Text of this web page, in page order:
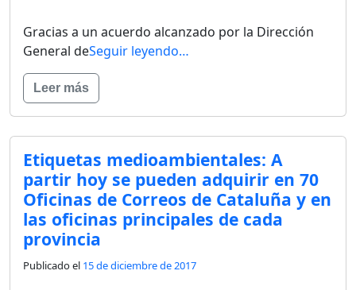
Gracias a un acuerdo alcanzado por la Dirección
General deSeguir leyendo…
Leer más
Etiquetas medioambientales: A
partir hoy se pueden adquirir en 70
Oficinas de Correos de Cataluña y en
las oficinas principales de cada
provincia
Publicado el 15 de diciembre de 2017